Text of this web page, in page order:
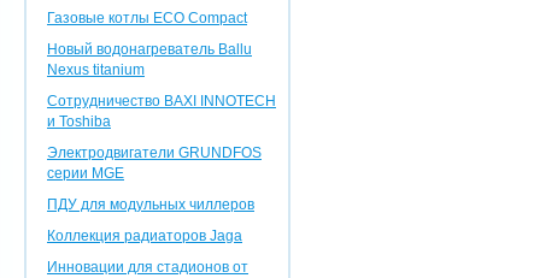
Газовые котлы ECO Compact
Новый водонагреватель Ballu
Nexus titanium
Сотрудничество BAXI INNOTEСH
и Toshiba
Электродвигатели GRUNDFOS
серии MGE
ПДУ для модульных чиллеров
Коллекция радиаторов Jaga
Инновации для стадионов от